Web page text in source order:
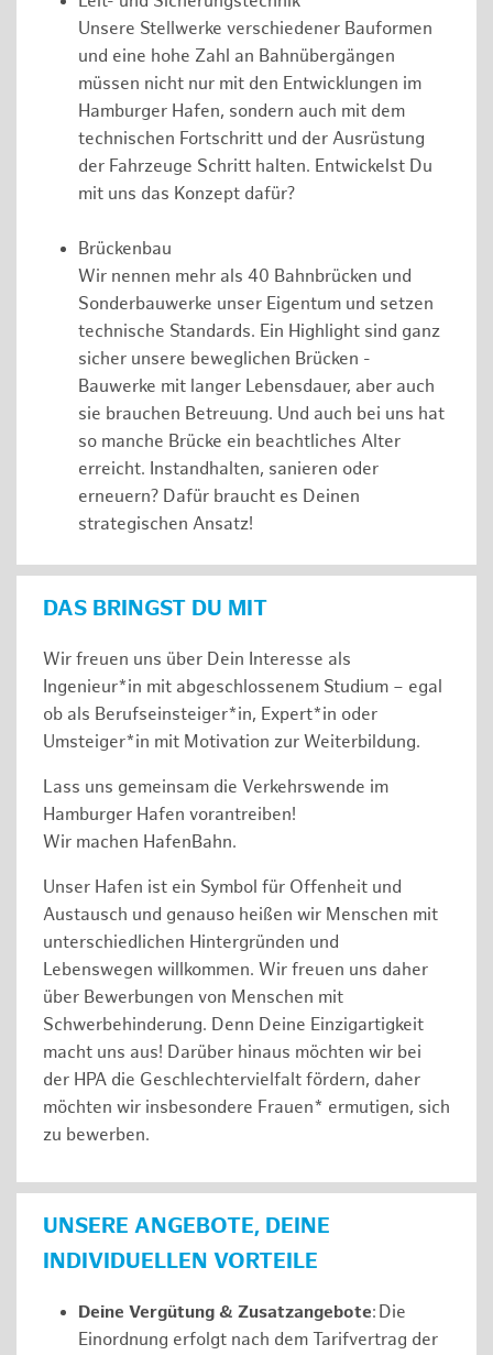
Unsere Stellwerke verschiedener Bauformen
und eine hohe Zahl an Bahnübergängen
müssen nicht nur mit den Entwicklungen im
Hamburger Hafen, sondern auch mit dem
technischen Fortschritt und der Ausrüstung
der Fahrzeuge Schritt halten. Entwickelst Du
mit uns das Konzept dafür?
Brückenbau
Wir nennen mehr als 40 Bahnbrücken und
Sonderbauwerke unser Eigentum und setzen
technische Standards. Ein Highlight sind ganz
sicher unsere beweglichen Brücken -
Bauwerke mit langer Lebensdauer, aber auch
sie brauchen Betreuung. Und auch bei uns hat
so manche Brücke ein beachtliches Alter
erreicht. Instandhalten, sanieren oder
erneuern? Dafür braucht es Deinen
strategischen Ansatz!
DAS BRINGST DU MIT
Wir freuen uns über Dein Interesse als
Ingenieur*in mit abgeschlossenem Studium – egal
ob als Berufseinsteiger*in, Expert*in oder
Umsteiger*in mit Motivation zur Weiterbildung.
Lass uns gemeinsam die Verkehrswende im
Hamburger Hafen vorantreiben!
Wir machen HafenBahn.
Unser Hafen ist ein Symbol für Offenheit und
Austausch und genauso heißen wir Menschen mit
unterschiedlichen Hintergründen und
Lebenswegen willkommen. Wir freuen uns daher
über Bewerbungen von Menschen mit
Schwerbehinderung. Denn Deine Einzigartigkeit
macht uns aus! Darüber hinaus möchten wir bei
der HPA die Geschlechtervielfalt fördern, daher
möchten wir insbesondere Frauen* ermutigen, sich
zu bewerben.
UNSERE ANGEBOTE, DEINE
INDIVIDUELLEN VORTEILE
Deine Vergütung & Zusatzangebote: Die
Einordnung erfolgt nach dem Tarifvertrag der